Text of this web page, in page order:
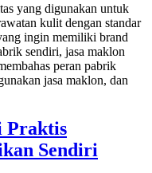
yang digunakan untuk
kulit dengan standar
ingin memiliki brand
sendiri, jasa maklon
peran pabrik
jasa maklon, dan
Praktis
Sendiri